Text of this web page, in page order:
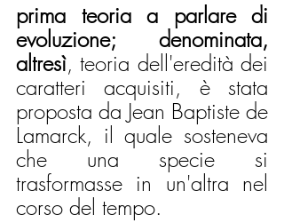
prima teoria a parlare di
evoluzione; denominata,
altresì, teoria dell'eredità dei
caratteri acquisiti, è stata
proposta da Jean Baptiste de
Lamarck, il quale sosteneva
che una specie si
trasformasse in un'altra nel
corso del tempo.